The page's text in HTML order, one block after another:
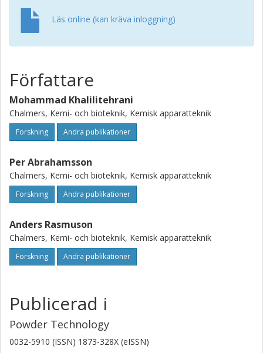
Läs online (kan kräva inloggning)
Författare
Mohammad Khalilitehrani
Chalmers, Kemi- och bioteknik, Kemisk apparatteknik
Forskning Andra publikationer
Per Abrahamsson
Chalmers, Kemi- och bioteknik, Kemisk apparatteknik
Forskning Andra publikationer
Anders Rasmuson
Chalmers, Kemi- och bioteknik, Kemisk apparatteknik
Forskning Andra publikationer
Publicerad i
Powder Technology
0032-5910 (ISSN) 1873-328X (eISSN)